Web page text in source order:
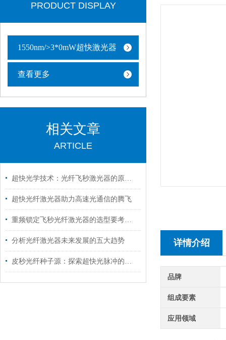
详情介绍
品牌
组成要素
应用领域
PRODUCT DISPLAY
1550nm/>3*0mW超快激光器
查看更多
相关文章
ARTICLE
超快光学技术：光纤飞秒激光器的原理与应用
超快光纤激光器助力高速光通信的腾飞
重频锁定飞秒光纤激光器的选型要考虑哪些因素
分析光纤激光器未来发展的五大趋势
皮秒光纤种子源：探索超快光脉冲的奥秘